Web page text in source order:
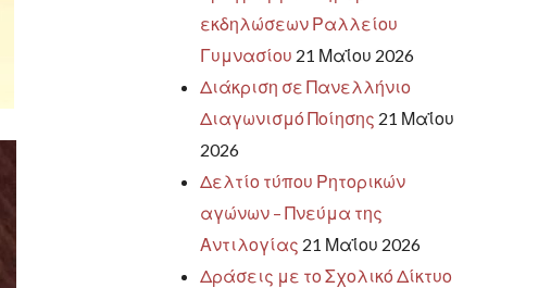
εκδηλώσεων Ραλλείου
Γυμνασίου 21 Μαΐου 2026
Διάκριση σε Πανελλήνιο
Διαγωνισμό Ποίησης 21 Μαΐου
2026
Δελτίο τύπου Ρητορικών
αγώνων – Πνεύμα της
Αντιλογίας 21 Μαΐου 2026
Δράσεις με το Σχολικό Δίκτυο